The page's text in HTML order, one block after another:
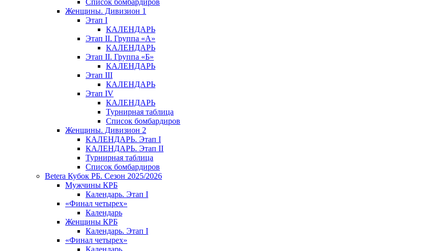
Список бомбардиров
Женщины. Дивизион 1
Этап I
КАЛЕНДАРЬ
Этап II. Группа «А»
КАЛЕНДАРЬ
Этап II. Группа «Б»
КАЛЕНДАРЬ
Этап III
КАЛЕНДАРЬ
Этап IV
КАЛЕНДАРЬ
Турнирная таблица
Список бомбардиров
Женщины. Дивизион 2
КАЛЕНДАРЬ. Этап I
КАЛЕНДАРЬ. Этап II
Турнирная таблица
Список бомбардиров
Betera Кубок РБ. Сезон 2025/2026
Мужчины КРБ
Календарь. Этап I
«Финал четырех»
Календарь
Женщины КРБ
Календарь. Этап I
«Финал четырех»
Календарь